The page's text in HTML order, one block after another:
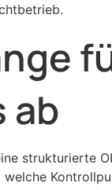
ab
strukturierte